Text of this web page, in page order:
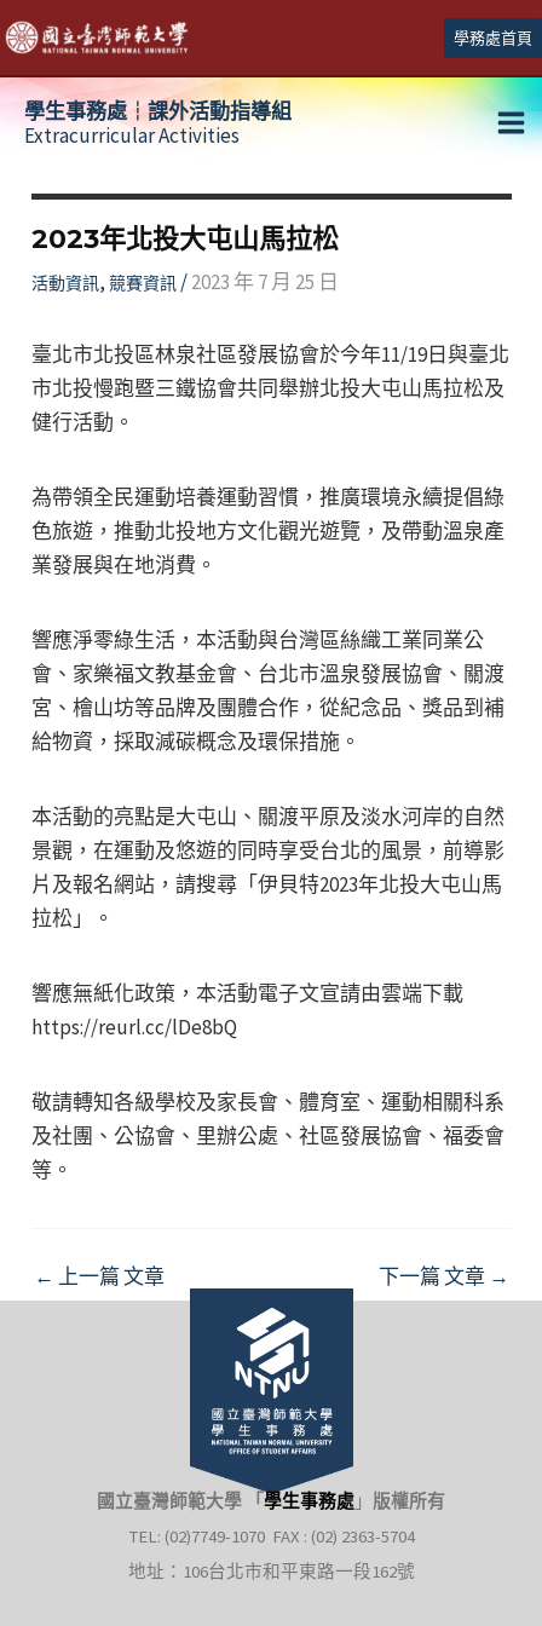
跳
至
主
學務處首頁
學生事務處┆課外活動指導組
Extracurricular Activities
2023年北投大屯山馬拉松
活動資訊, 競賽資訊/2023 年 7 月 25 日
臺北市北投區林泉社區發展協會於今年11/19日與臺北
市北投慢跑暨三鐵協會共同舉辦北投大屯山馬拉松及
健行活動。
為帶領全民運動培養運動習慣，推廣環境永續提倡綠
色旅遊，推動北投地方文化觀光遊覽，及帶動溫泉產
業發展與在地消費。
響應淨零綠生活，本活動與台灣區絲織工業同業公
會、家樂福文教基金會、台北市溫泉發展協會、關渡
宮、檜山坊等品牌及團體合作，從紀念品、獎品到補
給物資，採取減碳概念及環保措施。
本活動的亮點是大屯山、關渡平原及淡水河岸的自然
景觀，在運動及悠遊的同時享受台北的風景，前導影
片及報名網站，請搜尋「伊貝特2023年北投大屯山馬
拉松」。
響應無紙化政策，本活動電子文宣請由雲端下載
https://reurl.cc/lDe8bQ
敬請轉知各級學校及家長會、體育室、運動相關科系
及社團、公協會、里辦公處、社區發展協會、福委會
等。
Post
navigation
← 上一篇 文章 下一篇 文章 →
國立臺灣師範大學 「 學生事務處 」 版權所有
TEL: (02)7749-1070 FAX : (02) 2363-5704
地址：106台北市和平東路一段162號